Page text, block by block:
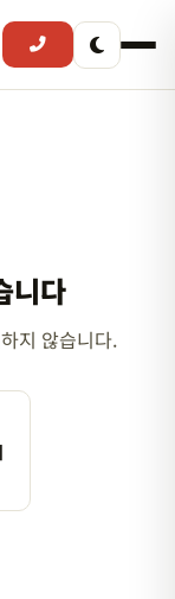
니다
지 않습니다.